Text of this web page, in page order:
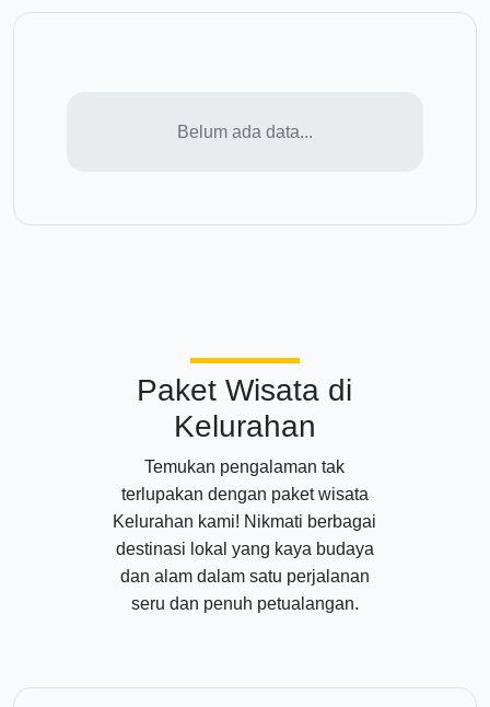
Belum ada data...
Paket Wisata di
Kelurahan
Temukan pengalaman tak
terlupakan dengan paket wisata
Kelurahan kami! Nikmati berbagai
destinasi lokal yang kaya budaya
dan alam dalam satu perjalanan
seru dan penuh petualangan.